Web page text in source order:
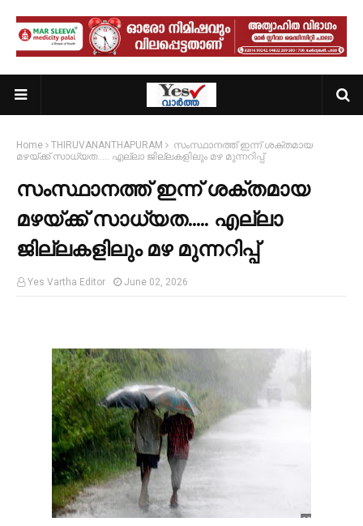
Home THIRUVANANTHAPURAM
സംസ്ഥാനത്ത് ഇന്ന് ശക്തമായ
മഴയ്ക്ക് സാധ്യത..... എല്ലാ ജില്ലകളിലും മഴ മുന്നറിപ്പ്
സംസ്ഥാനത്ത് ഇന്ന് ശക്തമായ
മഴയ്ക്ക് സാധ്യത..... എല്ലാ
ജില്ലകളിലും മഴ മുന്നറിപ്പ്
Yes Vartha Editor June 02, 2026